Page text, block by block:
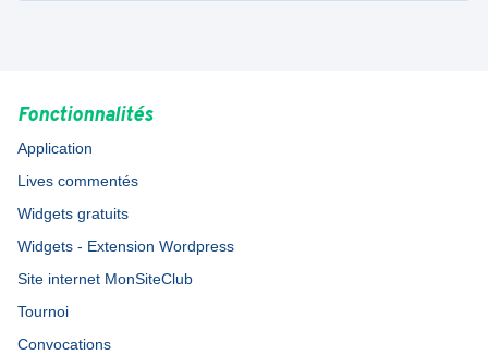
Fonctionnalités
Application
Lives commentés
Widgets gratuits
Widgets - Extension Wordpress
Site internet MonSiteClub
Tournoi
Convocations